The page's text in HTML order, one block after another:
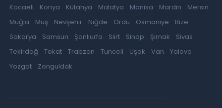
Kocaeli
Konya Kütahya Malatya Manisa Mardin
Mersin
Muğla
Muş Nevşehir Niğde Ordu Osmaniye
Rize
Sakarya
Samsun Şanlıurfa Siirt Sinop Şırnak
Sivas
Tekirdağ
Tokat Trabzon Tunceli Uşak Van
Yalova
Yozgat
Zonguldak